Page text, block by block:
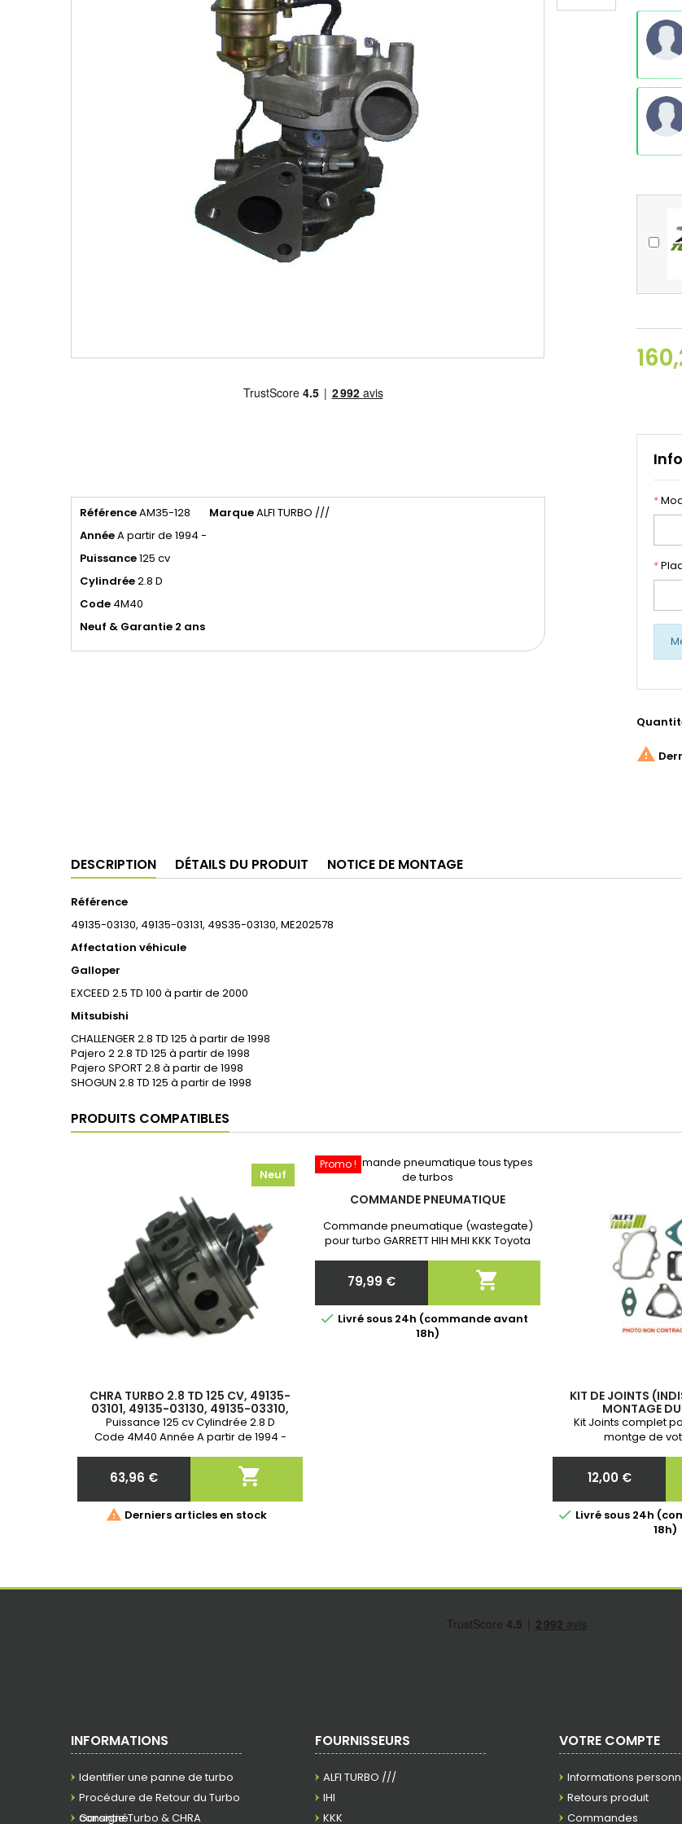
RéférenceAM35-128 MarqueALFI TURBO ///
AnnéeA partir de 1994 -
Puissance125 cv
Cylindrée2.8 D
Code 4M40
Neuf & Garantie 2 ans
*
*

DESCRIPTION DÉTAILS DU PRODUIT NOTICE DE MONTAGE
Référence
49135-03130, 49135-03131, 49S35-03130, ME202578
Affectation véhicule
Galloper
EXCEED 2.5 TD 100 à partir de 2000
Mitsubishi
CHALLENGER 2.8 TD 125 à partir de 1998
Pajero 2 2.8 TD 125 à partir de 1998
Pajero SPORT 2.8 à partir de 1998
SHOGUN 2.8 TD 125 à partir de 1998
PRODUITS COMPATIBLES
Neuf
CHRA TURBO 2.8 TD 125 CV, 49135-
03101, 49135-03130, 49135-03310,
ME202578, ME201677
Puissance 125 cv Cylindrée 2.8 D
Code 4M40 Année A partir de 1994 -
Prix
63,96 € 
 Derniers articles en stock
Promo !
COMMANDE PNEUMATIQUE
Commande pneumatique (wastegate)
pour turbo GARRETT HIH MHI KKK Toyota
communiquer nous la référence exacte
de votre turbo!
Prix
79,99 € 
 Livré sous 24h (commande avant
18h)
KIT DE JOINTS
MONTAGE
Kit Joints complet
montge de
Prix
12,00 €
 Livré sous 24h
18h)
INFORMATIONS
Identifier une panne de turbo
Procédure de Retour du Turbo
consigné
Garantie Turbo & CHRA
FOURNISSEURS
ALFI TURBO ///
IHI
KKK
VOTRE COMPTE
Informations
Retours produit
Commandes